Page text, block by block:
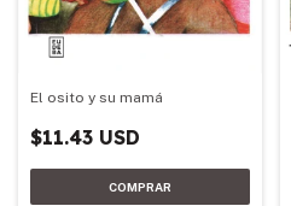
El osito y su mamá
$11.43 USD